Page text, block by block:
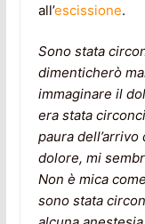
all’escissione.
Sono stata
dimenticherò
immaginare il
era stata
paura
dolore, mi
Non è mica
sono stata